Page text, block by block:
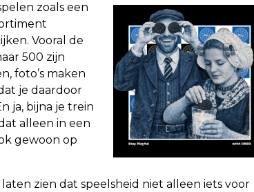
zoals een
Vooral de
500 zijn
foto’s maken
je daardoor
ja, bijna je trein
alleen in een
gewoon op
zien dat speelsheid niet alleen iets voor